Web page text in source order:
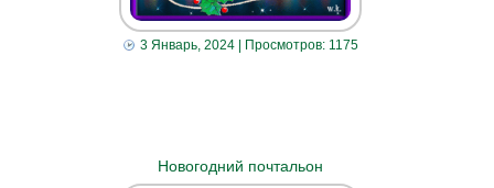
3 Январь, 2024| Просмотров: 1175
Новогодний почтальон